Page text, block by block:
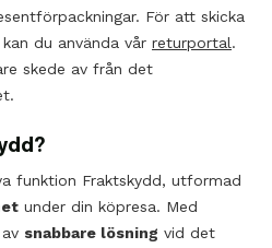
För att skicka
du använda vår returportal.
skede av från det
funktion Fraktskydd, utformad
under din köpresa. Med
snabbare lösning vid det